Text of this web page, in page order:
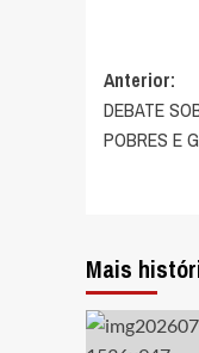
de
Anterior:
DEBATE
POBRES E
Mais